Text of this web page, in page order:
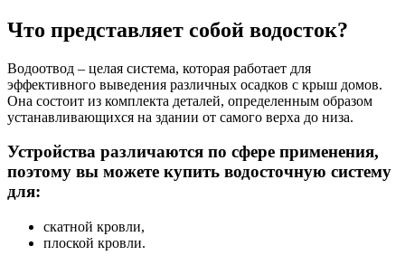
Что представляет собой водосток?
Водоотвод – целая система, которая работает для
эффективного выведения различных осадков с крыш домов.
Она состоит из комплекта деталей, определенным образом
устанавливающихся на здании от самого верха до низа.
Устройства различаются по сфере применения,
поэтому вы можете купить водосточную систему
для:
скатной кровли,
плоской кровли.